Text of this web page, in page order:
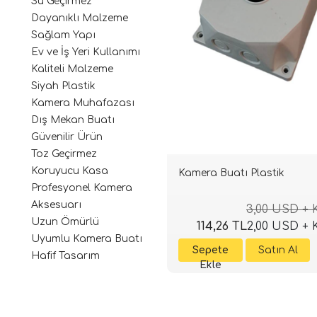
Dayanıklı Malzeme
Sağlam Yapı
Ev ve İş Yeri Kullanımı
Kaliteli Malzeme
Siyah Plastik
Kamera Muhafazası
Dış Mekan Buatı
Güvenilir Ürün
Toz Geçirmez
Koruyucu Kasa
Profesyonel Kamera
Aksesuarı
Uzun Ömürlü
Uyumlu Kamera Buatı
Hafif Tasarım
Kamera Buatı Plastik
3,00 USD +
2,00 USD +
114,26 TL